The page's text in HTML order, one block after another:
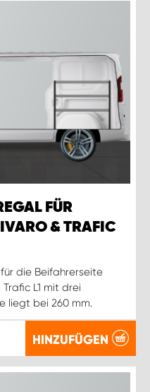
FÜR
& TRAFIC
die Beifahrerseite
L1 mit drei
liegt bei 260 mm.
HINZUFÜGEN